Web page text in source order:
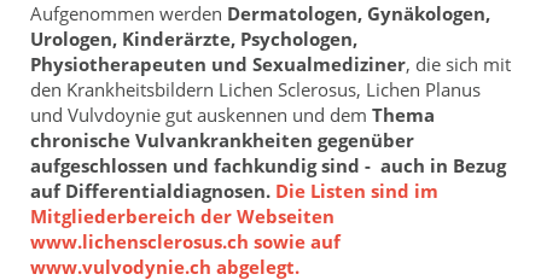
Aufgenommen werden Dermatologen, Gynäkologen,
Urologen, Kinderärzte, Psychologen,
Physiotherapeuten und Sexualmediziner, die sich mit
den Krankheitsbildern Lichen Sclerosus, Lichen Planus
und Vulvdoynie gut auskennen und dem Thema
chronische Vulvankrankheiten gegenüber
aufgeschlossen und fachkundig sind - auch in Bezug
auf Differentialdiagnosen. Die Listen sind im
Mitgliederbereich der Webseiten
www.lichensclerosus.ch sowie auf
www.vulvodynie.ch abgelegt.